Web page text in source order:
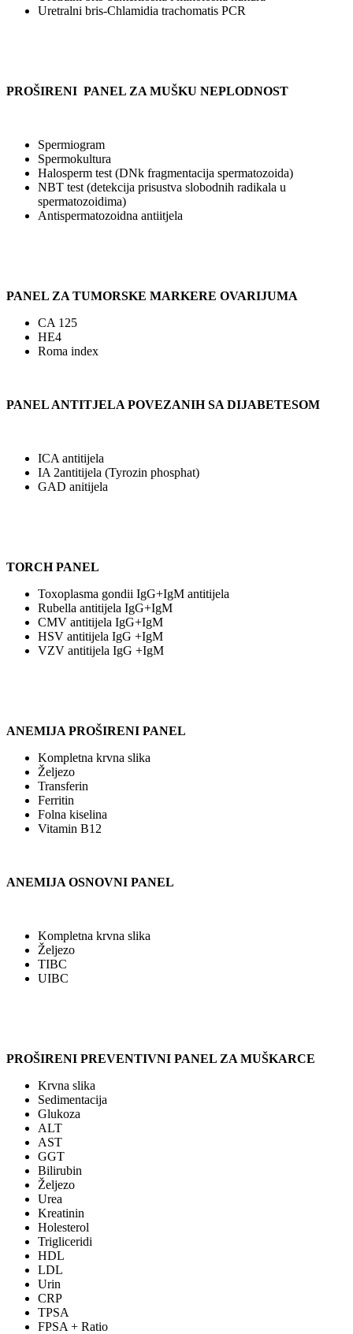
Uretralni bris-Chlamidia trachomatis PCR
PROŠIRENI PANEL ZA MUŠKU NEPLODNOST
Spermiogram
Spermokultura
Halosperm test (DNk fragmentacija spermatozoida)
NBT test (detekcija prisustva slobodnih radikala u
spermatozoidima)
Antispermatozoidna antiitjela
PANEL ZA TUMORSKE MARKERE OVARIJUMA
CA 125
HE4
Roma index
PANEL ANTITJELA POVEZANIH SA DIJABETESOM
ICA antitijela
IA 2antitijela (Tyrozin phosphat)
GAD anitijela
TORCH PANEL
Toxoplasma gondii IgG+IgM antitijela
Rubella antitijela IgG+IgM
CMV antitijela IgG+IgM
HSV antitijela IgG +IgM
VZV antitijela IgG +IgM
ANEMIJA PROŠIRENI PANEL
Kompletna krvna slika
Željezo
Transferin
Ferritin
Folna kiselina
Vitamin B12
ANEMIJA OSNOVNI PANEL
Kompletna krvna slika
Željezo
TIBC
UIBC
PROŠIRENI PREVENTIVNI PANEL ZA MUŠKARCE
Krvna slika
Sedimentacija
Glukoza
ALT
AST
GGT
Bilirubin
Željezo
Urea
Kreatinin
Holesterol
Trigliceridi
HDL
LDL
Urin
CRP
TPSA
FPSA + Ratio